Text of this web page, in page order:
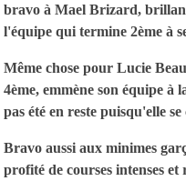
bravo à Mael Brizard,
l'équipe qui termine 2ème à
Même chose pour Lucie
4ème, emmène son équipe à
pas été en reste puisqu'elle se
Bravo aussi aux minimes
profité de courses intenses et